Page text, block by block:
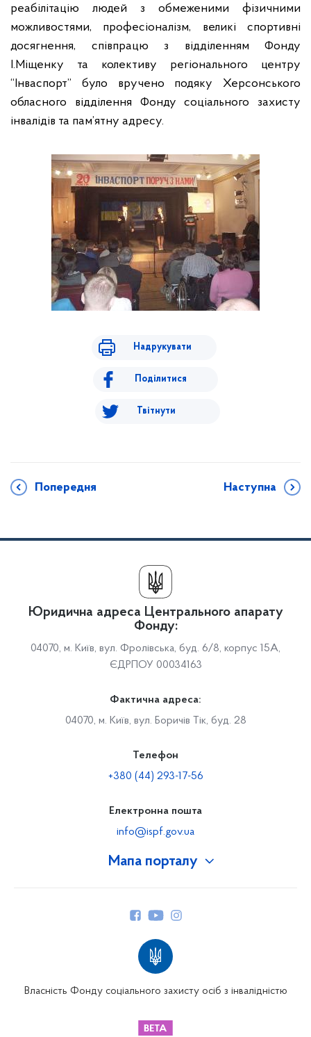
реабілітацію людей з обмеженими фізичними
можливостями, професіоналізм, великі спортивні
досягнення, співпрацю з відділенням Фонду
І.Міщенку та колективу регіонального центру
“Інваспорт” було вручено подяку Херсонського
обласного відділення Фонду соціального захисту
інвалідів та пам’ятну адресу.
Надрукувати
Поділитися
Твітнути
Попередня Наступна
Мапа порталу
Юридична адреса Центрального апарату
Фонду:
04070, м. Київ, вул. Фролівська, буд. 6/8, корпус 15А,
ЄДРПОУ 00034163
Фактична адреса:
04070, м. Київ, вул. Боричів Тік, буд. 28
Телефон
+380 (44) 293-17-56
Електронна пошта
info@ispf.gov.ua
Власність Фонду соціального захисту осіб з інвалідністю